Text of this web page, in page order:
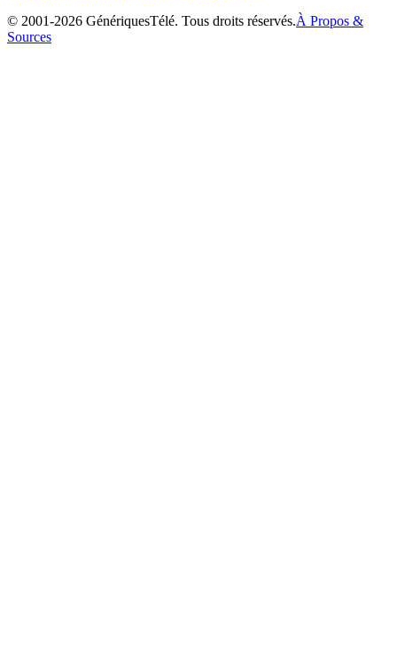
© 2001-2026 GénériquesTélé. Tous droits réservés.À Propos &
Sources